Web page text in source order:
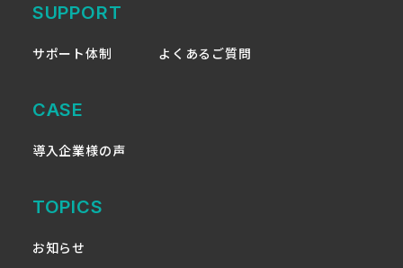
SUPPORT
サポート体制 よくあるご質問
CASE
導入企業様の声
TOPICS
お知らせ